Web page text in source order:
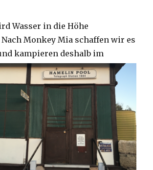
Wasser in die Höhe
Nach Monkey Mia schaffen wir es
kampieren deshalb im